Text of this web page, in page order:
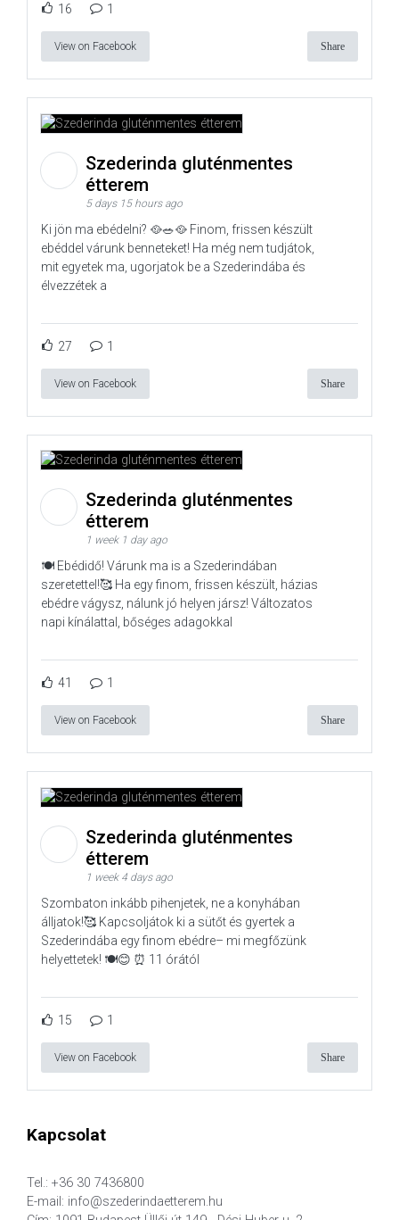
16 1
View on Facebook Share
Szederinda gluténmentes
étterem
5 days 15 hours ago
Ki jön ma ebédelni? 🥘🥗🥘 Finom, frissen készült
ebéddel várunk benneteket! Ha még nem tudjátok,
mit egyetek ma, ugorjatok be a Szederindába és
élvezzétek a
27 1
View on Facebook Share
Szederinda gluténmentes
étterem
1 week 1 day ago
🍽️ Ebédidő! Várunk ma is a Szederindában
szeretettel!🥰 Ha egy finom, frissen készült, házias
ebédre vágysz, nálunk jó helyen jársz! Változatos
napi kínálattal, bőséges adagokkal
41 1
View on Facebook Share
Szederinda gluténmentes
étterem
1 week 4 days ago
Szombaton inkább pihenjetek, ne a konyhában
álljatok!🥰 Kapcsoljátok ki a sütőt és gyertek a
Szederindába egy finom ebédre– mi megfőzünk
helyettetek! 🍽️😊 ⏰ 11 órától
15 1
View on Facebook Share
Kapcsolat
Tel.: +36 30 7436800
E-mail: info@szederindaetterem.hu